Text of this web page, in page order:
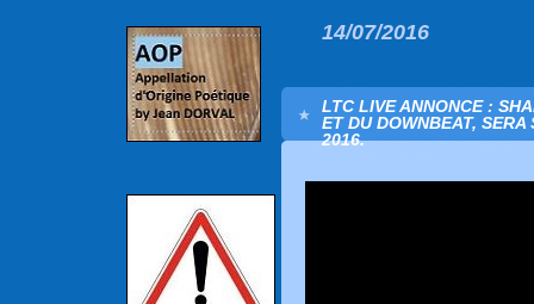
14/07/2016
LTC LIVE ANNONCE :
ET DU DOWNBEAT,
2016.